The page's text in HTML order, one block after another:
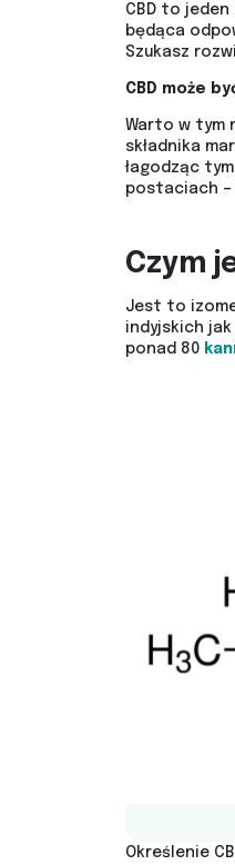
CBD to
będąca
Szukasz
CBD może
Warto w tym
składnika
łagodząc
postaciach –
Czym
Jest to
indyjskich
ponad 80
Określenie